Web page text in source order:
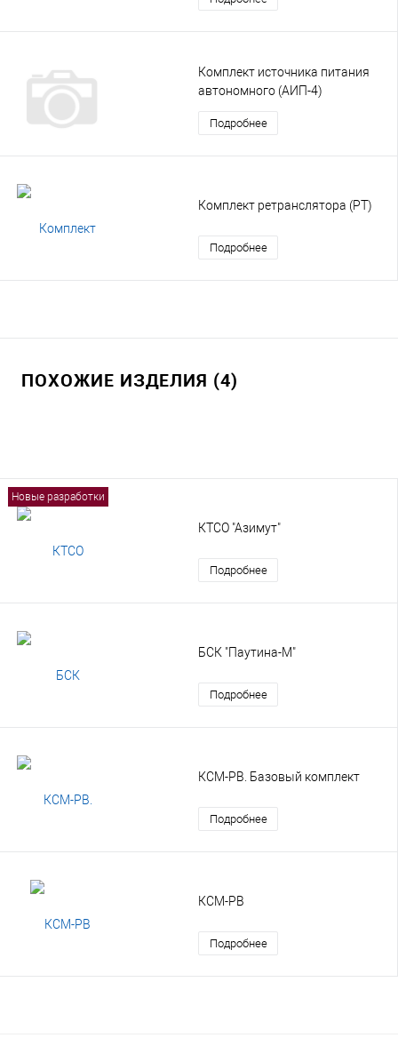
Комплект источника питания
автономного (АИП-4)
Подробнее
Комплект ретранслятора (РТ)
Подробнее
ПОХОЖИЕ ИЗДЕЛИЯ (4)
Новые разработки
КТСО "Азимут"
Подробнее
БСК "Паутина-М"
Подробнее
КСМ-РВ. Базовый комплект
Подробнее
КСМ-РВ
Подробнее